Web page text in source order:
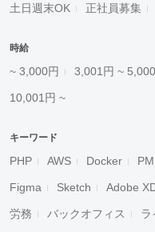
土日週末OK 正社員募集
時給
~ 3,000円 3,001円 ~
10,001円 ~
キーワード
PHP AWS Docker PM
Figma Sketch Adobe
労務 バックオフィス ラ